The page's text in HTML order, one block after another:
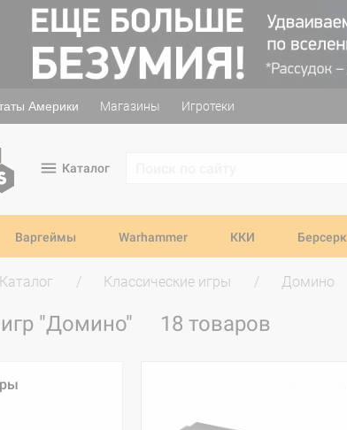
Америки Магазины Игротеки
Каталог
Варгеймы Warhammer ККИ Берсерк
Каталог Классические игры Домино
"Домино" 18 товаров